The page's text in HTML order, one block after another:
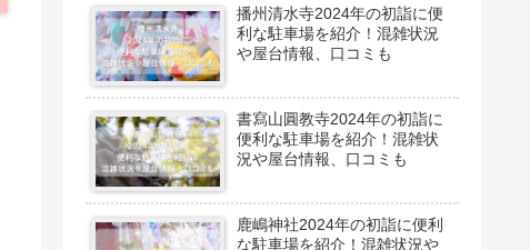
播州清水寺2024年の初詣に便
利な駐車場を紹介！混雑状況
や屋台情報、口コミも
書寫山圓教寺2024年の初詣に
便利な駐車場を紹介！混雑状
況や屋台情報、口コミも
鹿嶋神社2024年の初詣に便利
な駐車場を紹介！混雑状況や